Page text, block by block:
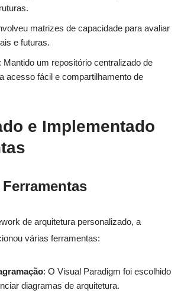
matrizes de capacidade para avaliar
e futuras.
: Mantido um repositório centralizado de
acesso fácil e compartilhamento de
e Implementado
de arquitetura personalizado, a
várias ferramentas:
: O Visual Paradigm foi escolhido
diagramas de arquitetura.